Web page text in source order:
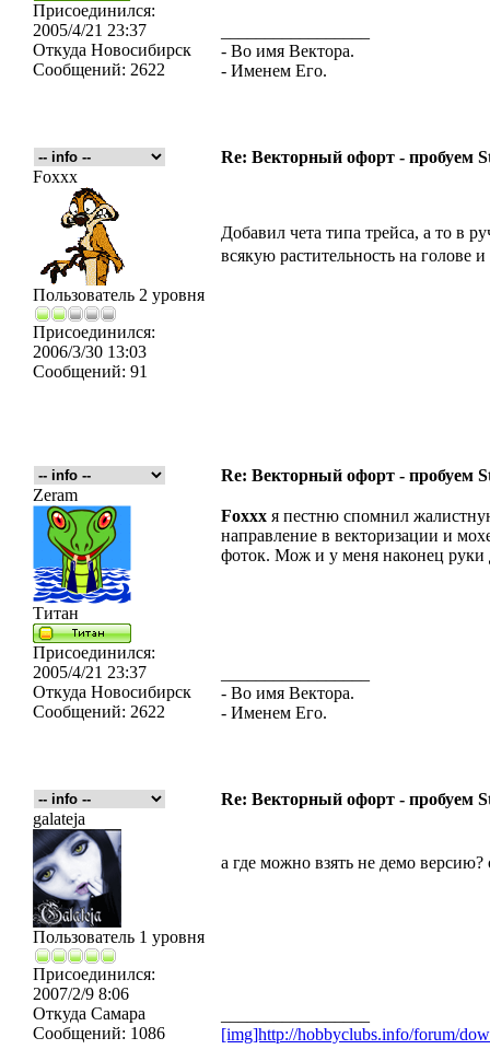
Присоединился:
2005/4/21 23:37
Откуда Новосибирск
Сообщений: 2622
- Во имя Вектора.
- Именем Его.
Re: Векторный офорт - пробуем
Foxxx
Пользователь 2 уровня
Присоединился:
2006/3/30 13:03
Сообщений: 91
Добавил чета типа трейса, а то в
всякую растительность на голове
Re: Векторный офорт - пробуем
Zeram
Титан
Присоединился:
2005/4/21 23:37
Откуда Новосибирск
Сообщений: 2622
Foxxx я пестню спомнил
направление в векторизации и
фоток. Мож и у меня наконец руки
- Во имя Вектора.
- Именем Его.
Re: Векторный офорт - пробуем
galateja
Пользователь 1 уровня
Присоединился:
2007/2/9 8:06
Откуда Самара
Сообщений: 1086
а где можно взять не демо
[img]http://hobbyclubs.info/forum/